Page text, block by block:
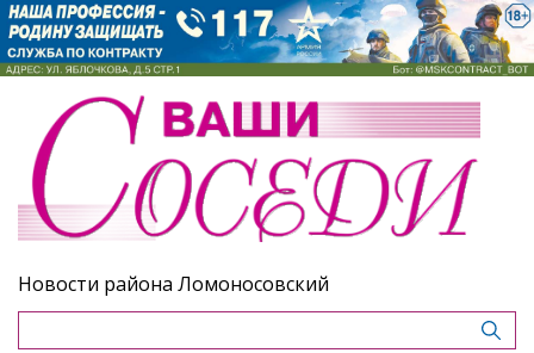
Новости района Ломоносовский